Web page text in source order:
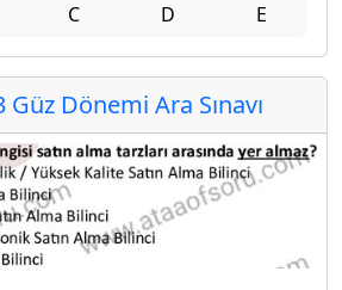
C D E
Dönemi Ara Sınavı